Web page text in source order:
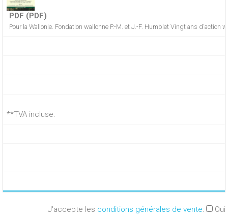
PDF (PDF)
Pour la Wallonie. Fondation wallonne P.-M. et J.-F. Humblet Vingt ans d'action
**TVA incluse.
J'accepte les conditions générales de vente: Oui